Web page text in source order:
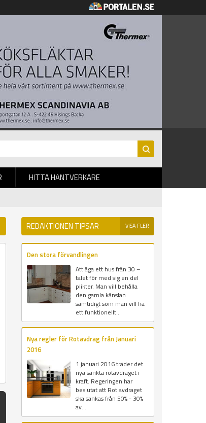
HITTA HANTVERKARE
REDAKTIONEN TIPSAR VISA FLER
Den stora förvandlingen
Att äga ett hus från 30 –
talet för med sig en del
plikter. Man vill behålla
den gamla känslan
samtidigt som man vill ha
ett funktionellt...
Nya regler för Rotavdrag från Januari
2016
1 januari 2016 träder det
nya sänkta rotavdraget i
kraft. Regeringen har
beslutat att Rot avdraget
ska sänkas från 50% - 30%
av...